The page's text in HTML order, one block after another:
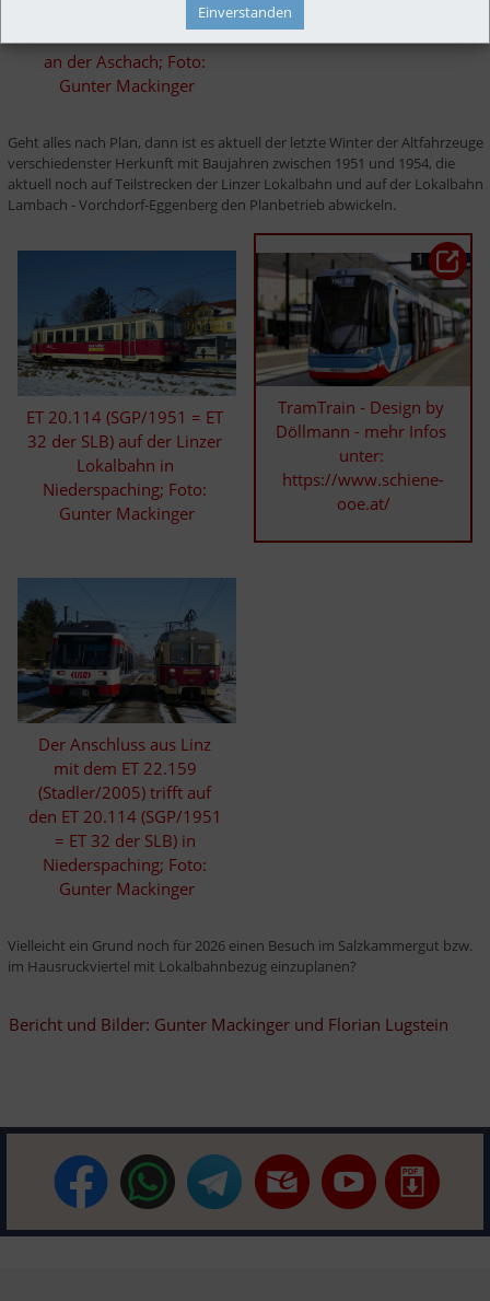
32 der SLB) auf der Linzer
Lokalbahn nahe Straßhof
an der Aschach; Foto:
Gunter Mackinger
Geht alles nach Plan, dann ist es aktuell der letzte Winter der Altfahrzeuge
verschiedenster Herkunft mit Baujahren zwischen 1951 und 1954, die
aktuell noch auf Teilstrecken der Linzer Lokalbahn und auf der Lokalbahn
Lambach - Vorchdorf-Eggenberg den Planbetrieb abwickeln.
ET 20.114 (SGP/1951 = ET
32 der SLB) auf der Linzer
Lokalbahn in
Niederspaching; Foto:
Gunter Mackinger
TramTrain - Design by
Döllmann - mehr Infos
unter:
https://www.schiene-
ooe.at/
Der Anschluss aus Linz
mit dem ET 22.159
(Stadler/2005) trifft auf
den ET 20.114 (SGP/1951
= ET 32 der SLB) in
Niederspaching; Foto:
Gunter Mackinger
Vielleicht ein Grund noch für 2026 einen Besuch im Salzkammergut bzw.
im Hausruckviertel mit Lokalbahnbezug einzuplanen?
Bericht und Bilder: Gunter Mackinger und Florian Lugstein
Einverstanden